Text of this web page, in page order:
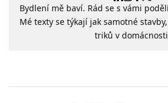
Bydlení mě baví. Rád se s vámi
Mé texty se týkají jak samotné
triků v